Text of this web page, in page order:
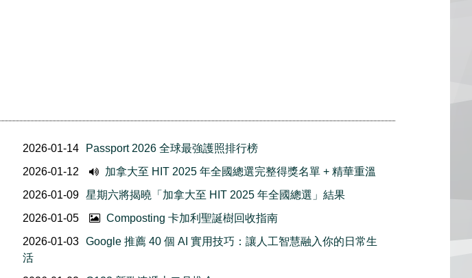
2026-01-14
Passport 2026 全球最強護照排行榜
2026-01-12
加拿大至 HIT 2025 年全國總選完整得獎名單 + 精華重溫
2026-01-09
星期六將揭曉「加拿大至 HIT 2025 年全國總選」結果
2026-01-05
Composting 卡加利聖誕樹回收指南
2026-01-03
Google 推薦 40 個 AI 實用技巧：讓人工智慧融入你的日常生
活